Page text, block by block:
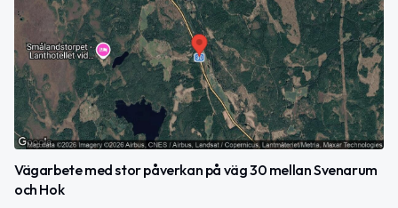
Vägarbete med stor påverkan på väg 30 mellan Svenarum
och Hok